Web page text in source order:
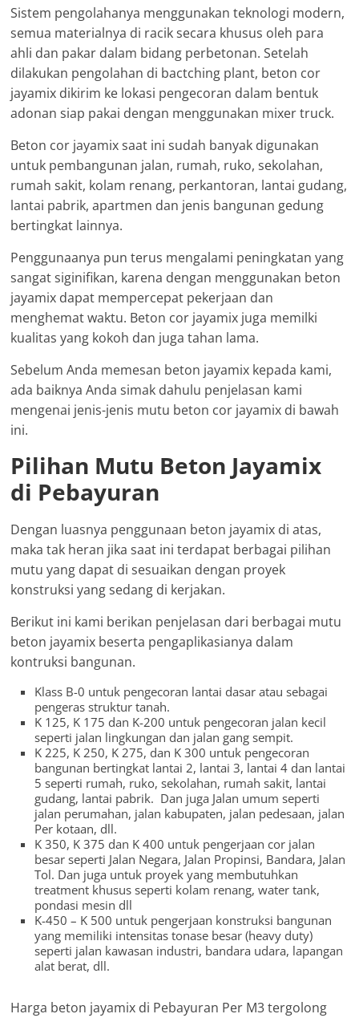
Sistem pengolahanya menggunakan teknologi modern,
semua materialnya di racik secara khusus oleh para
ahli dan pakar dalam bidang perbetonan. Setelah
dilakukan pengolahan di bactching plant, beton cor
jayamix dikirim ke lokasi pengecoran dalam bentuk
adonan siap pakai dengan menggunakan mixer truck.
Beton cor jayamix saat ini sudah banyak digunakan
untuk pembangunan jalan, rumah, ruko, sekolahan,
rumah sakit, kolam renang, perkantoran, lantai gudang,
lantai pabrik, apartmen dan jenis bangunan gedung
bertingkat lainnya.
Penggunaanya pun terus mengalami peningkatan yang
sangat siginifikan, karena dengan menggunakan beton
jayamix dapat mempercepat pekerjaan dan
menghemat waktu. Beton cor jayamix juga memilki
kualitas yang kokoh dan juga tahan lama.
Sebelum Anda memesan beton jayamix kepada kami,
ada baiknya Anda simak dahulu penjelasan kami
mengenai jenis-jenis mutu beton cor jayamix di bawah
ini.
Pilihan Mutu Beton Jayamix
di Pebayuran
Dengan luasnya penggunaan beton jayamix di atas,
maka tak heran jika saat ini terdapat berbagai pilihan
mutu yang dapat di sesuaikan dengan proyek
konstruksi yang sedang di kerjakan.
Berikut ini kami berikan penjelasan dari berbagai mutu
beton jayamix beserta pengaplikasianya dalam
kontruksi bangunan.
Klass B-0 untuk pengecoran lantai dasar atau sebagai
pengeras struktur tanah.
K 125, K 175 dan K-200 untuk pengecoran jalan kecil
seperti jalan lingkungan dan jalan gang sempit.
K 225, K 250, K 275, dan K 300 untuk pengecoran
bangunan bertingkat lantai 2, lantai 3, lantai 4 dan lantai
5 seperti rumah, ruko, sekolahan, rumah sakit, lantai
gudang, lantai pabrik. Dan juga Jalan umum seperti
jalan perumahan, jalan kabupaten, jalan pedesaan, jalan
Per kotaan, dll.
K 350, K 375 dan K 400 untuk pengerjaan cor jalan
besar seperti Jalan Negara, Jalan Propinsi, Bandara, Jalan
Tol. Dan juga untuk proyek yang membutuhkan
treatment khusus seperti kolam renang, water tank,
pondasi mesin dll
K-450 – K 500 untuk pengerjaan konstruksi bangunan
yang memiliki intensitas tonase besar (heavy duty)
seperti jalan kawasan industri, bandara udara, lapangan
alat berat, dll.
Harga beton jayamix di Pebayuran Per M3 tergolong